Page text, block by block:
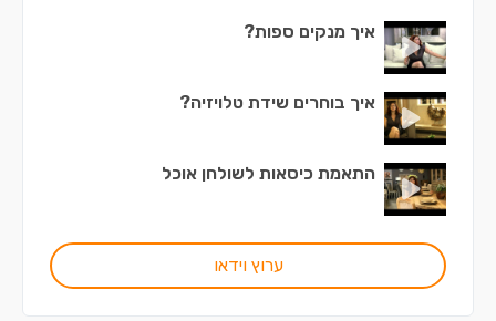
איך מנקים ספות?
איך בוחרים שידת טלויזיה?
התאמת כיסאות לשולחן אוכל
ערוץ וידאו